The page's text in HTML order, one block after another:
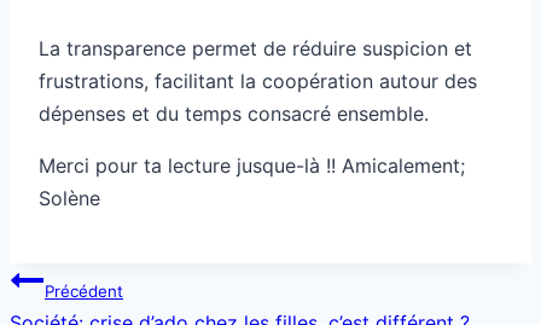
La transparence permet de réduire suspicion et
frustrations, facilitant la coopération autour des
dépenses et du temps consacré ensemble.
Merci pour ta lecture jusque-là !! Amicalement;
Solène
Navigation
de
Précédent